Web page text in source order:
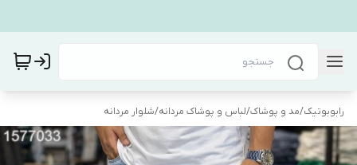
رابوبوتیک/مد و پوشاک/لباس و پوشاک مردانه/شلوار مردانه